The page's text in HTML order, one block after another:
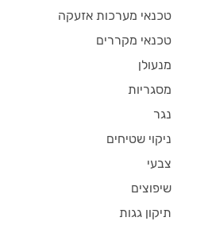
טכנאי מערכות אזעקה
טכנאי מקררים
מנעולן
מסגריות
נגר
ניקוי שטיחים
צבעי
שיפוצים
תיקון גגות